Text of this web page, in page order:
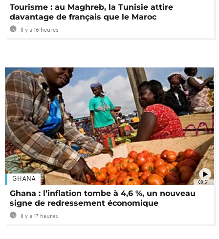
Tourisme : au Maghreb, la Tunisie attire
davantage de français que le Maroc
Il y a 16 heures
00:51
GHANA
Ghana : l’inflation tombe à 4,6 %, un nouveau
signe de redressement économique
Il y a 17 heures